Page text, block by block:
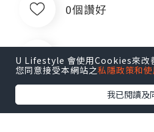
0個讚好
收藏
U Lifestyle 會使用Cookies來改
您同意接受本網站之私隱政策和
我已閱讀及